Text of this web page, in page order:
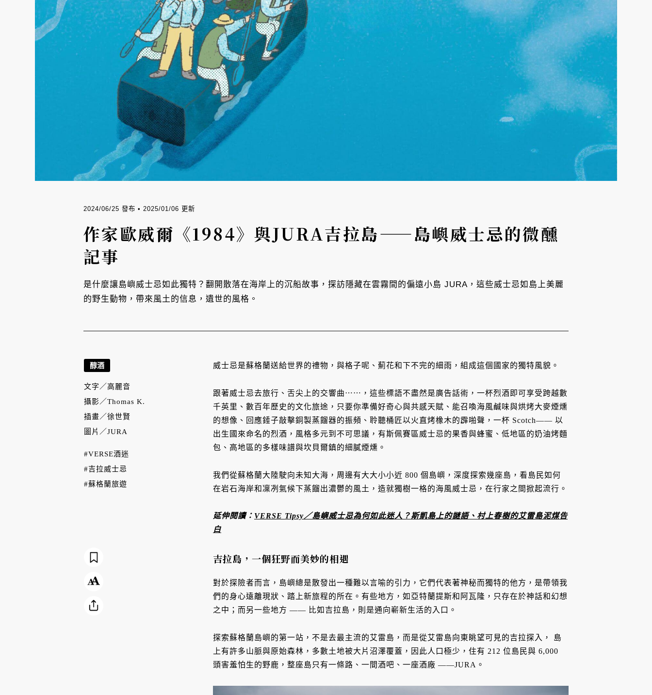
2024/06/25 發布 • 2025/01/06 更新
作家歐威爾《1984》與JURA吉拉島——島嶼威士忌的微醺
記事
是什麼讓島嶼威士忌如此獨特？翻開散落在海岸上的沉船故事，探訪隱藏在雲霧間的偏遠小島 JURA，這些威士忌如島上美麗
的野生動物，帶來風土的信息，遺世的風格。
威士忌是蘇格蘭送給世界的禮物，與格子呢、薊花和下不完的細雨，組成這個國家的獨特風貌。
跟著威士忌去旅行、舌尖上的交響曲⋯⋯，這些標語不盡然是廣告話術，一杯烈酒即可享受跨越數
千英里、數百年歷史的文化旅途，只要你準備好奇心與共感天賦、能召喚海風鹹味與烘烤大麥煙燻
的想像、回應錘子敲擊銅製蒸餾器的振頻、聆聽桶匠以火直烤橡木的霹啪聲，一杯 Scotch—— 以
出生國來命名的烈酒，風格多元到不可思議，有斯佩賽區威士忌的果香與蜂蜜、低地區的奶油烤麵
包、高地區的多樣味譜與坎貝爾鎮的細膩煙燻。
我們從蘇格蘭大陸駛向未知大海，周邊有大大小小近 800 個島嶼，深度探索幾座島，看島民如何
在岩石海岸和凜冽氣候下蒸餾出濃鬱的風土，造就獨樹一格的海風威士忌，在行家之間掀起流行。
延伸閱讀： VERSE Tipsy／島嶼威士忌為何如此迷人？斯凱島上的謎語、村上春樹的艾雷島泥煤告
白
吉拉島，一個狂野而美妙的相遇
對於探險者而言，島嶼總是散發出一種難以言喻的引力，它們代表著神秘而獨特的他方，是帶領我
們的身心遠離現狀、踏上新旅程的所在。有些地方，如亞特蘭提斯和阿瓦隆，只存在於神話和幻想
之中；而另一些地方 —— 比如吉拉島，則是通向嶄新生活的入口。
探索蘇格蘭島嶼的第一站，不是去最主流的艾雷島，而是從艾雷島向東眺望可見的吉拉探入， 島
上有許多山脈與原始森林，多數土地被大片沼澤覆蓋，因此人口極少，住有 212 位島民與 6,000
頭害羞怕生的野鹿，整座島只有一條路、一間酒吧、一座酒廠 ——JURA。
醇酒
文字／高麗音
攝影／Thomas K.
插畫／徐世賢
圖片／JURA
#VERSE酒迷
#吉拉威士忌
#蘇格蘭旅遊